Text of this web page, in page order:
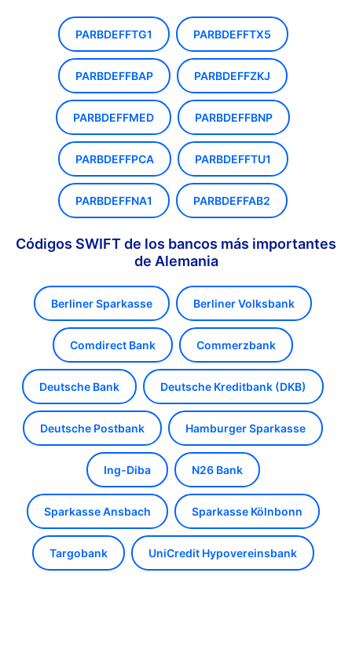
PARBDEFFTG1 PARBDEFFTX5
PARBDEFFBAP PARBDEFFZKJ
PARBDEFFMED PARBDEFFBNP
PARBDEFFPCA PARBDEFFTU1
PARBDEFFNA1 PARBDEFFAB2
Códigos SWIFT de los bancos más importantes
de Alemania
Berliner Sparkasse Berliner Volksbank
Comdirect Bank Commerzbank
Deutsche Bank Deutsche Kreditbank (DKB)
Deutsche Postbank Hamburger Sparkasse
Ing-Diba N26 Bank
Sparkasse Ansbach Sparkasse Kölnbonn
Targobank UniCredit Hypovereinsbank